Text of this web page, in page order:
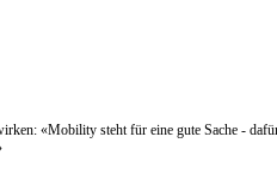
«Mobility steht für eine gute Sache -